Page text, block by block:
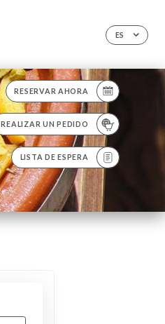
ES
RESERVAR AHORA
REALIZAR UN PEDIDO
LISTA DE ESPERA